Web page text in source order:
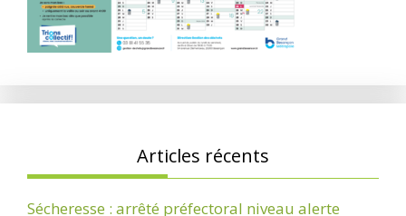
Articles récents
Sécheresse : arrêté préfectoral niveau alerte